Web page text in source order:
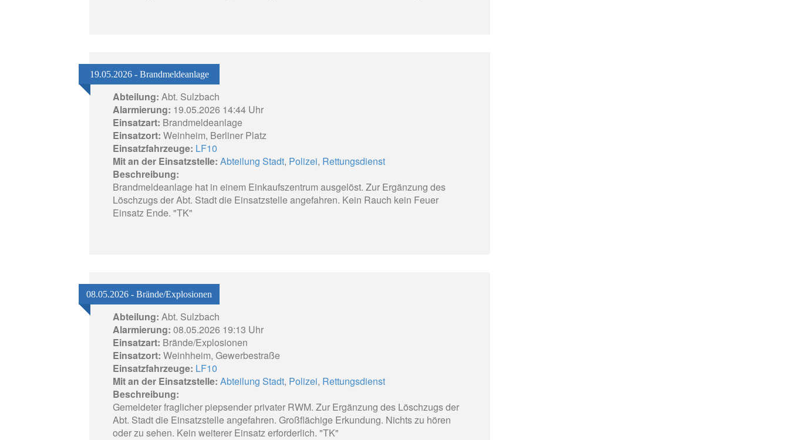
19.05.2026 - Brandmeldeanlage
Abteilung: Abt. Sulzbach
Alarmierung: 19.05.2026 14:44 Uhr
Einsatzart: Brandmeldeanlage
Einsatzort: Weinheim, Berliner Platz
Einsatzfahrzeuge: LF10
Mit an der Einsatzstelle: Abteilung Stadt, Polizei, Rettungsdienst
Beschreibung:
Brandmeldeanlage hat in einem Einkaufszentrum ausgelöst. Zur Ergänzung des
Löschzugs der Abt. Stadt die Einsatzstelle angefahren. Kein Rauch kein Feuer
Einsatz Ende. "TK"
08.05.2026 - Brände/Explosionen
Abteilung: Abt. Sulzbach
Alarmierung: 08.05.2026 19:13 Uhr
Einsatzart: Brände/Explosionen
Einsatzort: Weinhheim, Gewerbestraße
Einsatzfahrzeuge: LF10
Mit an der Einsatzstelle: Abteilung Stadt, Polizei, Rettungsdienst
Beschreibung:
Gemeldeter fraglicher piepsender privater RWM. Zur Ergänzung des Löschzugs der
Abt. Stadt die Einsatzstelle angefahren. Großflächige Erkundung. Nichts zu hören
oder zu sehen. Kein weiterer Einsatz erforderlich. "TK"